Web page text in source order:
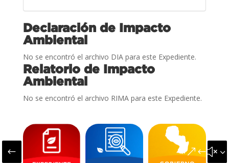
Declaración de Impacto
Ambiental
No se encontró el archivo DIA para este Expediente.
Relatorio de Impacto
Ambiental
No se encontró el archivo RIMA para este Expediente.
#